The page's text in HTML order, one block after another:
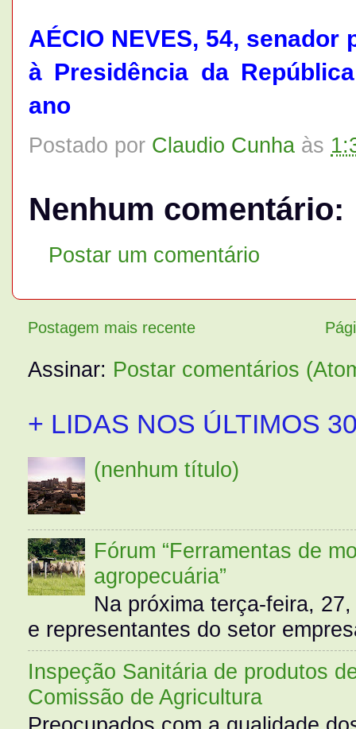
AÉCIO NEVES, 54,
à Presidência da
ano
Postado por Claudio Cunha às
Nenhum comentário:
Postar um comentário
Postagem mais recente
Assinar: Postar comentários
+ LIDAS NOS ÚLTIMOS
(nenhum título)
Fórum “Ferramentas de
agropecuária”
Na próxima terça-feira,
e representantes do setor
Inspeção Sanitária de produtos
Comissão de Agricultura